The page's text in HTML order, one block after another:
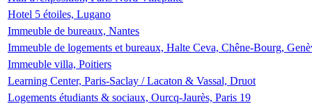
Hotel 5 étoiles, Lugano
Immeuble de bureaux, Nantes
Immeuble de logements et bureaux, Halte Ceva, Chêne-Bourg,
Immeuble villa, Poitiers
Learning Center, Paris-Saclay / Lacaton & Vassal, Druot
Logements étudiants & sociaux, Ourcq-Jaurès, Paris 19